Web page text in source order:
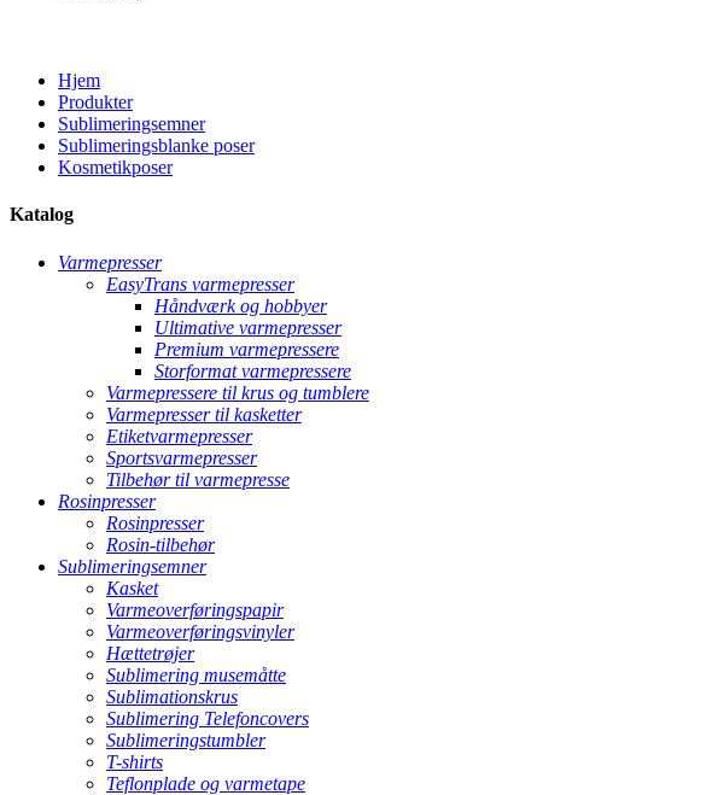
Hjem
Produkter
Sublimeringsemner
Sublimeringsblanke poser
Kosmetikposer
Katalog
Varmepresser
EasyTrans varmepresser
Håndværk og hobbyer
Ultimative varmepresser
Premium varmepressere
Storformat varmepressere
Varmepressere til krus og tumblere
Varmepresser til kasketter
Etiketvarmepresser
Sportsvarmepresser
Tilbehør til varmepresse
Rosinpresser
Rosinpresser
Rosin-tilbehør
Sublimeringsemner
Kasket
Varmeoverføringspapir
Varmeoverføringsvinyler
Hættetrøjer
Sublimering musemåtte
Sublimationskrus
Sublimering Telefoncovers
Sublimeringstumbler
T-shirts
Teflonplade og varmetape